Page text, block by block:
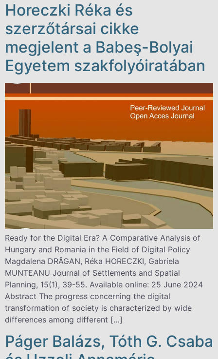
Horeczki Réka és
szerzőtársai cikke
megjelent a Babeş-Bolyai
Egyetem szakfolyóiratában
Ready for the Digital Era? A Comparative Analysis of
Hungary and Romania in the Field of Digital Policy
Magdalena DRĂGAN, Réka HORECZKI, Gabriela
MUNTEANU Journal of Settlements and Spatial
Planning, 15(1), 39-55. Available online: 25 June 2024
Abstract The progress concerning the digital
transformation of society is characterized by wide
differences among different […]
Páger Balázs, Tóth G. Csaba